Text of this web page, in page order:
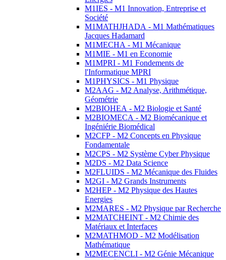
M1IES - M1 Innovation, Entreprise et
Société
M1MATHJHADA - M1 Mathématiques
Jacques Hadamard
M1MECHA - M1 Mécanique
M1MIE - M1 en Economie
M1MPRI - M1 Fondements de
l'Informatique MPRI
M1PHYSICS - M1 Physique
M2AAG - M2 Analyse, Arithmétique,
Géométrie
M2BIOHEA - M2 Biologie et Santé
M2BIOMECA - M2 Biomécanique et
Ingéniérie Biomédical
M2CFP - M2 Concepts en Physique
Fondamentale
M2CPS - M2 Système Cyber Physique
M2DS - M2 Data Science
M2FLUIDS - M2 Mécanique des Fluides
M2GI - M2 Grands Instruments
M2HEP - M2 Physique des Hautes
Energies
M2MARES - M2 Physique par Recherche
M2MATCHEINT - M2 Chimie des
Matériaux et Interfaces
M2MATHMOD - M2 Modélisation
Mathématique
M2MECENCLI - M2 Génie Mécanique